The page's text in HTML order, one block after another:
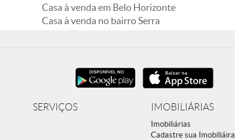
Casa à venda em Belo Horizonte
Casa à venda no bairro Serra
SERVIÇOS IMOBILIÁRIAS
Imobiliárias
Cadastre sua Imobiliáira